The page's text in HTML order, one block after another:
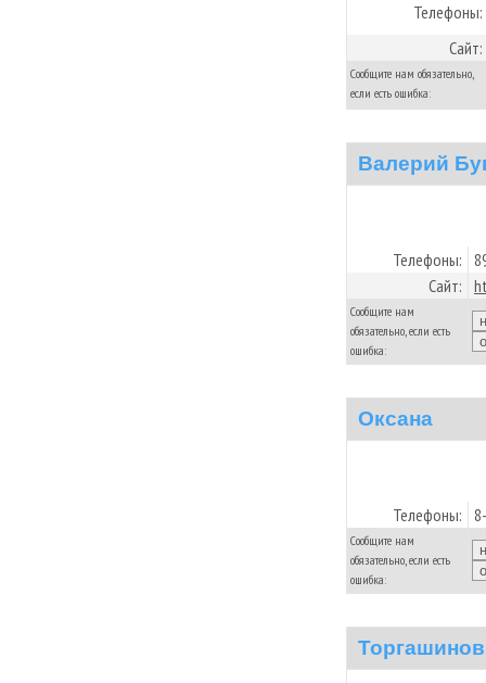
Телефоны:
Сайт:
Сообщите нам обязательно,
если есть ошибка:
Валерий
Телефоны:
Сайт:
Сообщите нам
обязательно, если есть
ошибка:
Оксана
Телефоны:
Сообщите нам
обязательно, если есть
ошибка: